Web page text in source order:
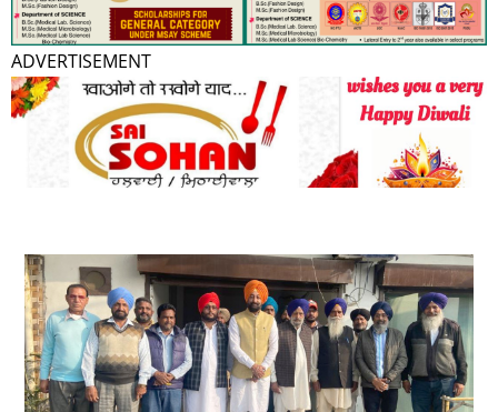
ADVERTISEMENT